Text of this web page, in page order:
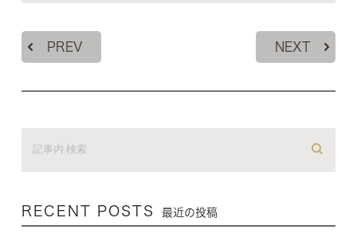
PREV NEXT
RECENT POSTS 最近の投稿